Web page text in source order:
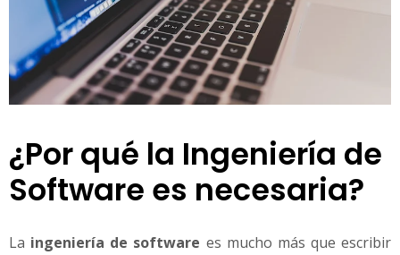
¿Por qué la Ingeniería de
Software es necesaria?
La ingeniería de software es mucho más que escribir